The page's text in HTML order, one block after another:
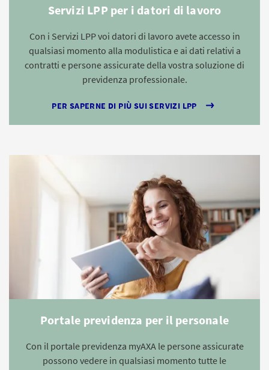
Servizi LPP per i datori di lavoro
Con i Servizi LPP voi datori di lavoro avete accesso in
qualsiasi momento alla modulistica e ai dati relativi a
contratti e persone assicurate della vostra soluzione di
previdenza professionale.
PER SAPERNE DI PIÙ SUI SERVIZI LPP
Portale previdenza per il personale
Con il portale previdenza myAXA le persone assicurate
possono vedere in qualsiasi momento tutte le